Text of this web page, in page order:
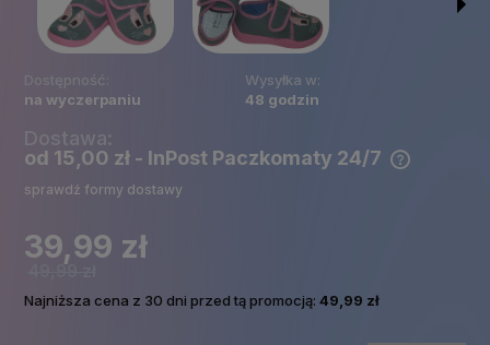
Dostępność:
na wyczerpaniu
Wysyłka w:
48 godzin
Dostawa:
od 15,00 zł - InPost Paczkomaty 24/7
sprawdź formy dostawy
39,99 zł
49,99 zł
Najniższa cena z 30 dni przed tą promocją:49,99 zł